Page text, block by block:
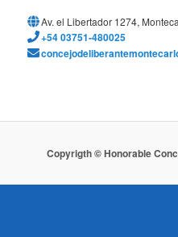
Av. el Libertador 1274,
+54 03751-480025
Copyrigth © Honorable